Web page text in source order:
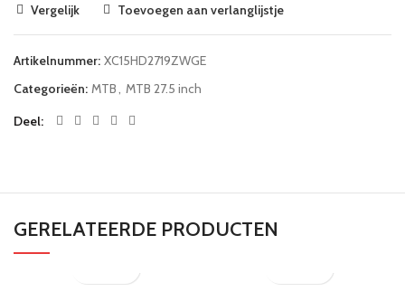
Vergelijk Toevoegen aan verlanglijstje
Artikelnummer: XC15HD2719ZWGE
Categorieën: MTB, MTB 27.5 inch
Deel
GERELATEERDE PRODUCTEN